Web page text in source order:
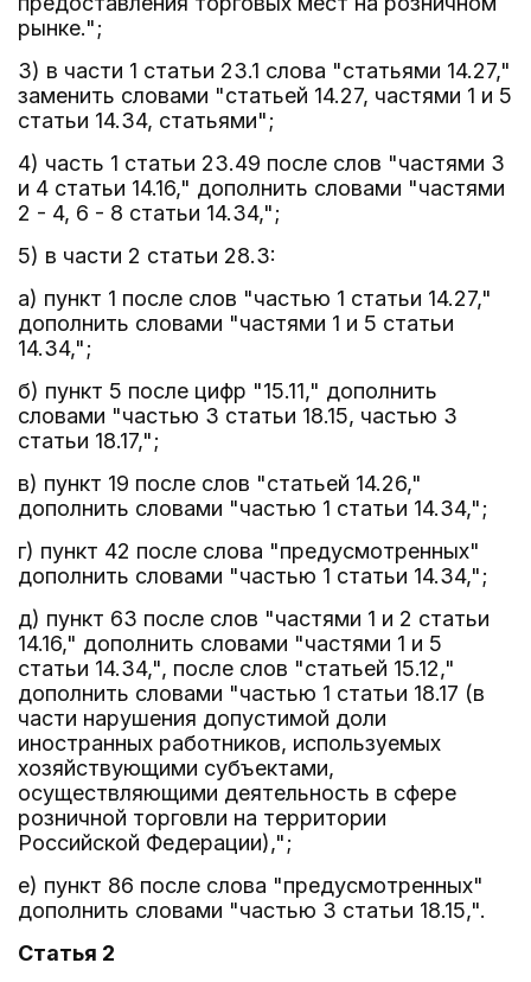
рынке.";
3) в части 1 статьи 23.1 слова "статьями 14.27,"
заменить словами "статьей 14.27, частями 1 и 5
статьи 14.34, статьями";
4) часть 1 статьи 23.49 после слов "частями 3
и 4 статьи 14.16," дополнить словами "частями
2 - 4, 6 - 8 статьи 14.34,";
5) в части 2 статьи 28.3:
а) пункт 1 после слов "частью 1 статьи 14.27,"
дополнить словами "частями 1 и 5 статьи
14.34,";
б) пункт 5 после цифр "15.11," дополнить
словами "частью 3 статьи 18.15, частью 3
статьи 18.17,";
в) пункт 19 после слов "статьей 14.26,"
дополнить словами "частью 1 статьи 14.34,";
г) пункт 42 после слова "предусмотренных"
дополнить словами "частью 1 статьи 14.34,";
д) пункт 63 после слов "частями 1 и 2 статьи
14.16," дополнить словами "частями 1 и 5
статьи 14.34,", после слов "статьей 15.12,"
дополнить словами "частью 1 статьи 18.17 (в
части нарушения допустимой доли
иностранных работников, используемых
хозяйствующими субъектами,
осуществляющими деятельность в сфере
розничной торговли на территории
Российской Федерации),";
е) пункт 86 после слова "предусмотренных"
дополнить словами "частью 3 статьи 18.15,".
Статья 2